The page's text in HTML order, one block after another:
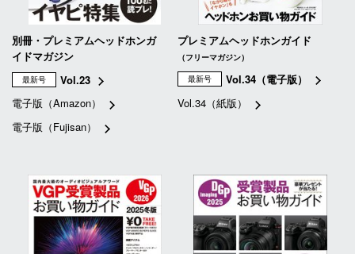
別冊・プレミアムヘッドホンガ
イドマガジン
最新号
Vol.23
電子版（Amazon）
電子版（Fujisan）
プレミアムヘッドホンガイド
（フリーマガジン）
最新号
Vol.34（電子版）
Vol.34（紙版）